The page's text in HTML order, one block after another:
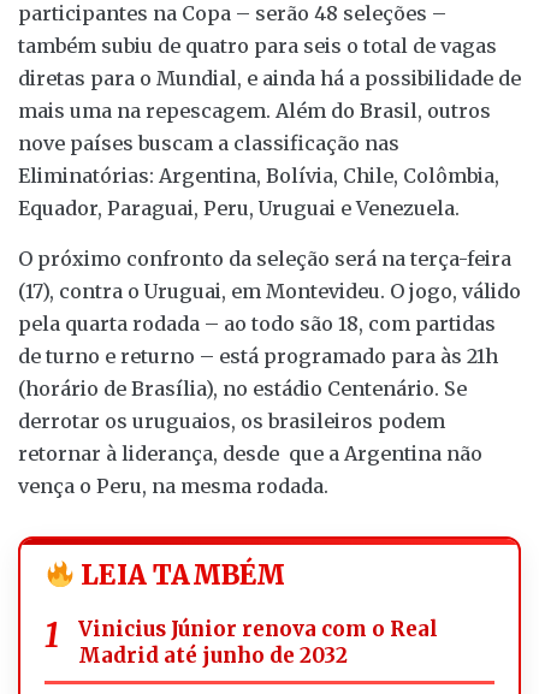
participantes na Copa – serão 48 seleções –
também subiu de quatro para seis o total de vagas
diretas para o Mundial, e ainda há a possibilidade de
mais uma na repescagem. Além do Brasil, outros
nove países buscam a classificação nas
Eliminatórias: Argentina, Bolívia, Chile, Colômbia,
Equador, Paraguai, Peru, Uruguai e Venezuela.
O próximo confronto da seleção será na terça-feira
(17), contra o Uruguai, em Montevideu. O jogo, válido
pela quarta rodada – ao todo são 18, com partidas
de turno e returno – está programado para às 21h
(horário de Brasília), no estádio Centenário. Se
derrotar os uruguaios, os brasileiros podem
retornar à liderança, desde que a Argentina não
vença o Peru, na mesma rodada.
LEIA TAMBÉM
Vinicius Júnior renova com o Real
Madrid até junho de 2032